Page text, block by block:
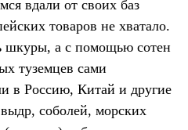
вдали от своих баз
товаров не хватало.
шкуры, а с помощью сотен
туземцев сами
в Россию, Китай и другие
соболей, морских